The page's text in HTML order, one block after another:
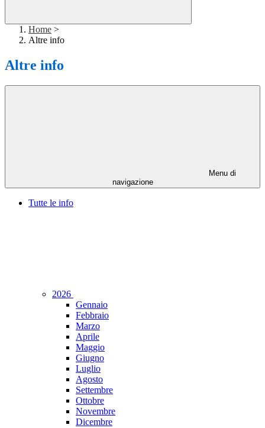
Home >
Altre info
Altre info
Menu di
navigazione
Tutte le info
2026
Gennaio
Febbraio
Marzo
Aprile
Maggio
Giugno
Luglio
Agosto
Settembre
Ottobre
Novembre
Dicembre